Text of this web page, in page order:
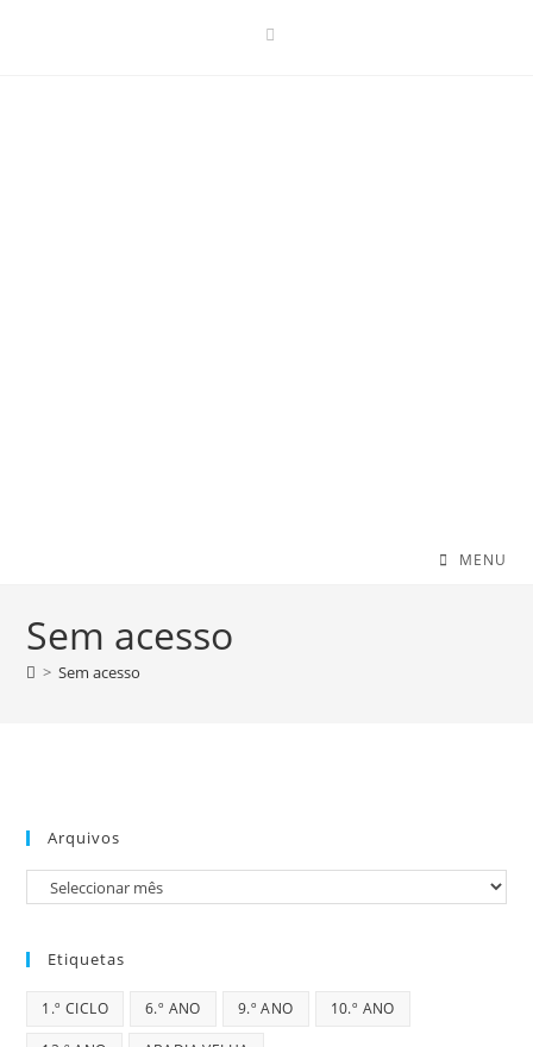
MENU
Sem acesso
> Sem acesso
Arquivos
Arquivos
Etiquetas
1.º CICLO 6.º ANO 9.º ANO 10.º ANO